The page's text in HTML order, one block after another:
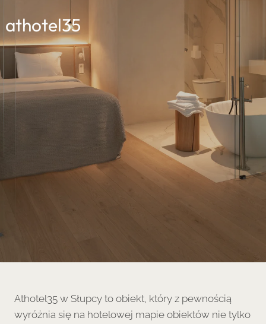
athotel35
Athotel35 w Słupcy to obiekt, który z pewnością
wyróżnia się na hotelowej mapie obiektów nie tylko